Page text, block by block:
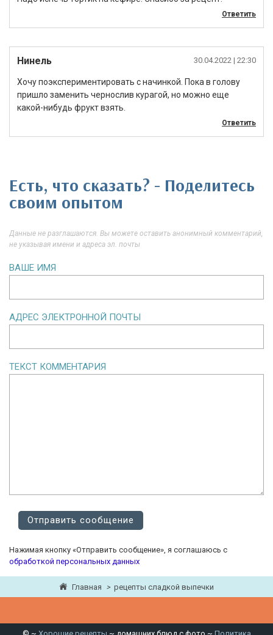
Ответить
Нинель 30.04.2022 | 22:30
Хочу поэкспериментировать с начинкой. Пока в голову
пришло заменить чернослив курагой, но можно еще
какой-нибудь фрукт взять.
Ответить
Есть, что сказать? - Поделитесь
своим опытом
Данные не разглашаются. Вы можете оставить анонимный комментарий,
не указывая имени и адреса эл. почты
ВАШЕ ИМЯ
АДРЕС ЭЛЕКТРОННОЙ ПОЧТЫ
ТЕКСТ КОММЕНТАРИЯ
Нажимая кнопку «Отправить сообщение», я соглашаюсь с
обработкой персональных данных
Главная > рецепты сладкой выпечки